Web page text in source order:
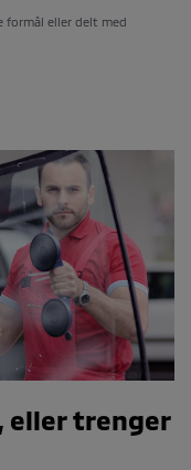
eller delt med
eller trenger